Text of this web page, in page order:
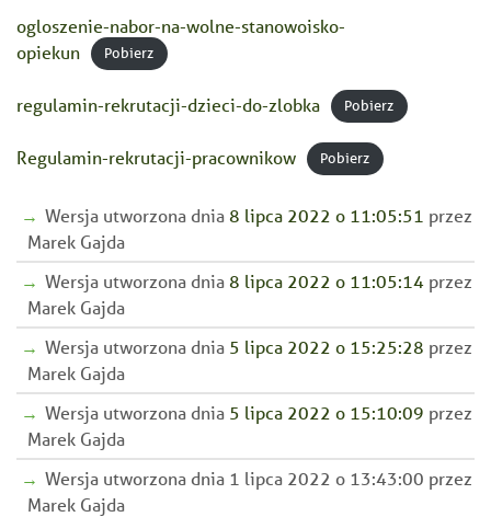
ogloszenie-nabor-na-wolne-stanowoisko-
opiekun
Pobierz
regulamin-rekrutacji-dzieci-do-zlobka Pobierz
Regulamin-rekrutacji-pracownikow Pobierz
Wersja utworzona dnia8 lipca 2022 o 11:05:51 przez
Marek Gajda
Wersja utworzona dnia8 lipca 2022 o 11:05:14 przez
Marek Gajda
Wersja utworzona dnia 5 lipca 2022 o 15:25:28 przez
Marek Gajda
Wersja utworzona dnia 5 lipca 2022 o 15:10:09 przez
Marek Gajda
Wersja utworzona dnia 1 lipca 2022 o 13:43:00 przez
Marek Gajda